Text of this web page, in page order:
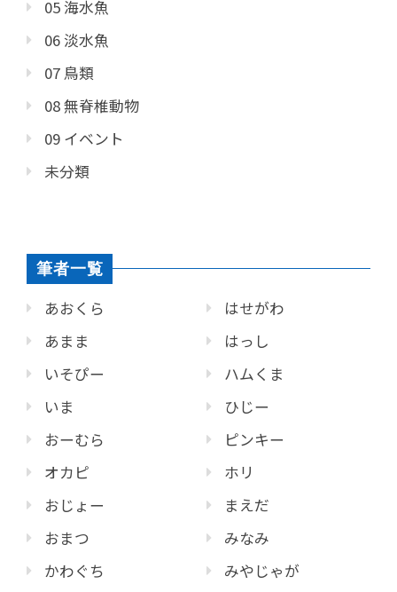
05 海水魚
06 淡水魚
07 鳥類
08 無脊椎動物
09 イベント
未分類
筆者一覧
あおくら
あまま
いそぴー
いま
おーむら
オカピ
おじょー
おまつ
かわぐち
はせがわ
はっし
ハムくま
ひじー
ピンキー
ホリ
まえだ
みなみ
みやじゃが